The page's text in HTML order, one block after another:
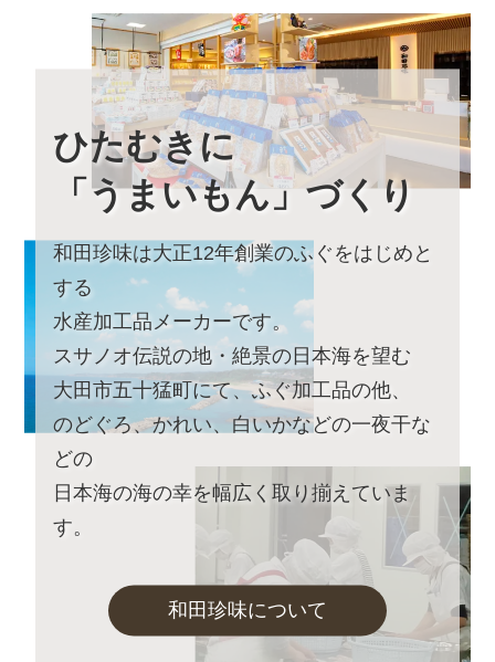
2023年9月1日大感謝祭「秋のうまいもん」開催中！
最大約30%引の大特価です！
2023年8月24日 【本店カフェイベントのお知らせ】
「絶景×写真」
～みんなでカフェのアンバサダー♪～
詳しくはこちら
2023年8月22日 【本店カフェイベントのお知らせ】
9月23日土曜日は朝イベント
「絶景×ヨガ～日常から離れ自分へのご褒美を～」
詳しくはこちら
2023年7月25日 【お盆期間の発送に関するご案内】
お盆休みに伴い、下記の期間中はお荷物のご到着日とし
てお選びいただけません。
あらかじめご了承ください。
対象期間：2023年8月13日(日)～8月22日(火)
なお、ご注文は随時受け付けておりますので、いつでも
2023年5月26日
和田珍味「夏ギフト・お中元特集」開
ひたむきに
「うまいもん」づくり
和田珍味は大正12年創業のふぐをはじめと
する
水産加工品メーカーです。
スサノオ伝説の地・絶景の日本海を望む
大田市五十猛町にて、ふぐ加工品の他、
のどぐろ、かれい、白いかなどの一夜干な
どの
日本海の海の幸を幅広く取り揃えていま
す。
和田珍味について